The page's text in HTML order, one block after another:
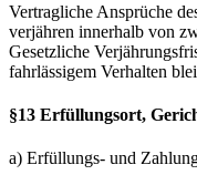
Vertragliche Ansprüche
verjähren innerhalb von
Gesetzliche
fahrlässigem Verhalten
§13 Erfüllungsort,
a) Erfüllungs- und